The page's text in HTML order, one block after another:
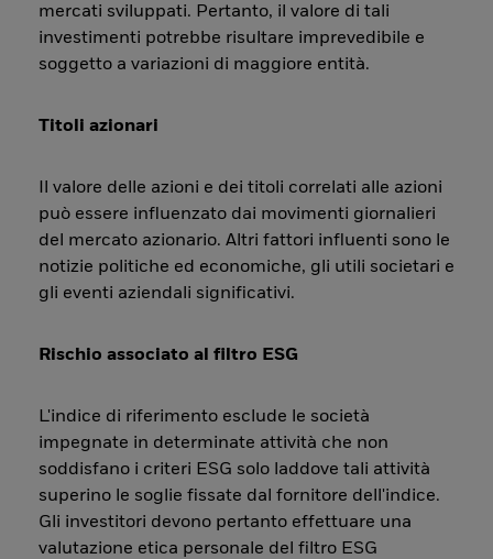
mercati sviluppati. Pertanto, il valore di tali
investimenti potrebbe risultare imprevedibile e
soggetto a variazioni di maggiore entità.
Titoli azionari
Il valore delle azioni e dei titoli correlati alle azioni
può essere influenzato dai movimenti giornalieri
del mercato azionario. Altri fattori influenti sono le
notizie politiche ed economiche, gli utili societari e
gli eventi aziendali significativi.
Rischio associato al filtro ESG
L'indice di riferimento esclude le società
impegnate in determinate attività che non
soddisfano i criteri ESG solo laddove tali attività
superino le soglie fissate dal fornitore dell'indice.
Gli investitori devono pertanto effettuare una
valutazione etica personale del filtro ESG